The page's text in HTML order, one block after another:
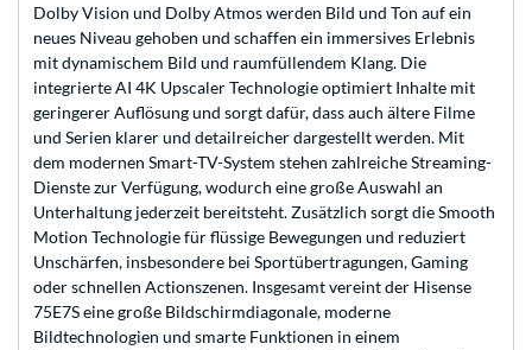
Dolby Vision und Dolby Atmos werden Bild und Ton auf ein
neues Niveau gehoben und schaffen ein immersives Erlebnis
mit dynamischem Bild und raumfüllendem Klang. Die
integrierte AI 4K Upscaler Technologie optimiert Inhalte mit
geringerer Auflösung und sorgt dafür, dass auch ältere Filme
und Serien klarer und detailreicher dargestellt werden. Mit
dem modernen Smart-TV-System stehen zahlreiche Streaming-
Dienste zur Verfügung, wodurch eine große Auswahl an
Unterhaltung jederzeit bereitsteht. Zusätzlich sorgt die Smooth
Motion Technologie für flüssige Bewegungen und reduziert
Unschärfen, insbesondere bei Sportübertragungen, Gaming
oder schnellen Actionszenen. Insgesamt vereint der Hisense
75E7S eine große Bildschirmdiagonale, moderne
Bildtechnologien und smarte Funktionen in einem